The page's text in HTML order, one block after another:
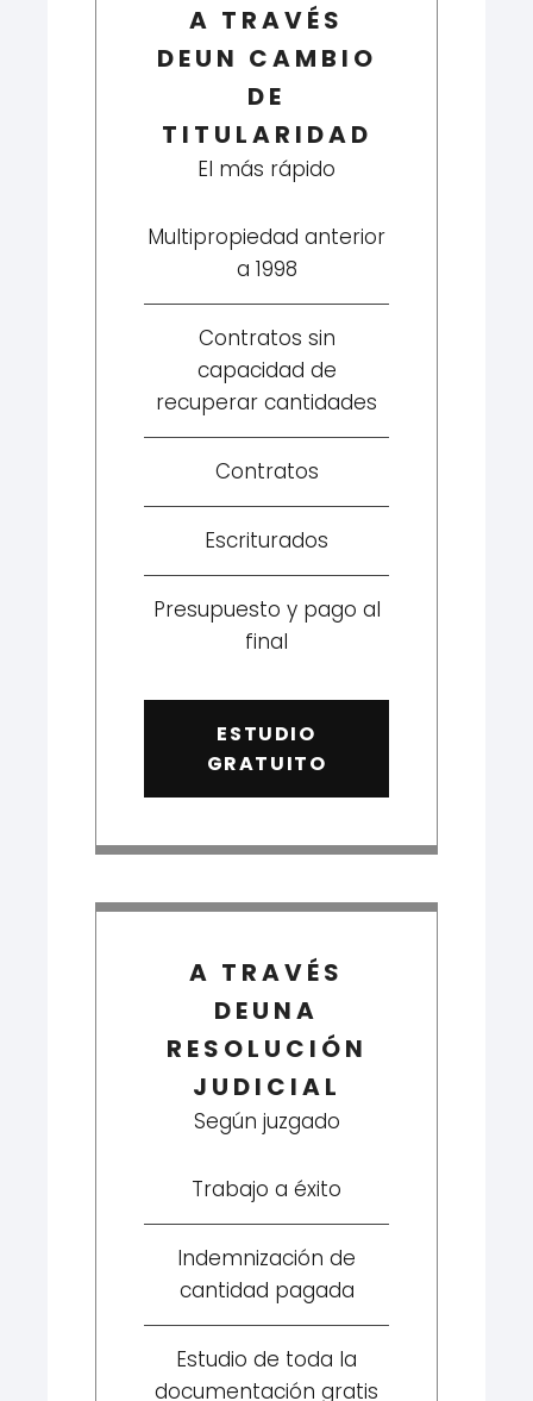
A TRAVÉS
DEUN CAMBIO
DE
TITULARIDAD
El más rápido
Multipropiedad anterior
a 1998
Contratos sin
capacidad de
recuperar cantidades
Contratos
Escriturados
Presupuesto y pago al
final
ESTUDIO
GRATUITO
A TRAVÉS
DEUNA
RESOLUCIÓN
JUDICIAL
Según juzgado
Trabajo a éxito
Indemnización de
cantidad pagada
Estudio de toda la
documentación gratis